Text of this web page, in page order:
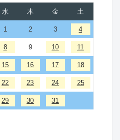
水 木 金 土
1 2 3 4
8 9 10 11
15 16 17 18
22 23 24 25
29 30 31